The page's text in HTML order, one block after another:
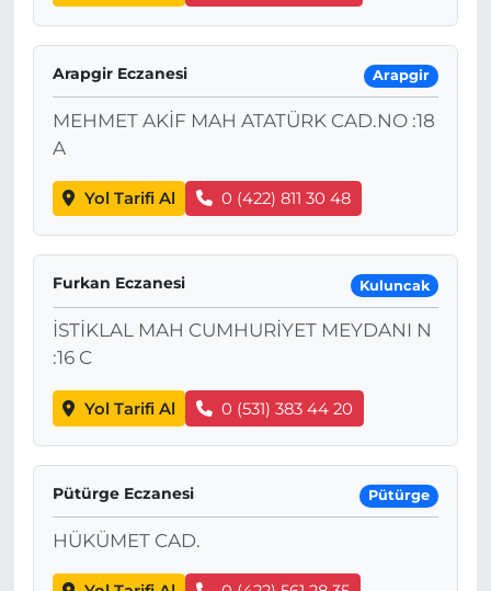
Arapgir Eczanesi Arapgir
MEHMET AKİF MAH ATATÜRK CAD.NO :18
A
Yol Tarifi Al 0 (422) 811 30 48
Furkan Eczanesi Kuluncak
İSTİKLAL MAH CUMHURİYET MEYDANI N
:16 C
Yol Tarifi Al 0 (531) 383 44 20
Pütürge Eczanesi Pütürge
HÜKÜMET CAD.